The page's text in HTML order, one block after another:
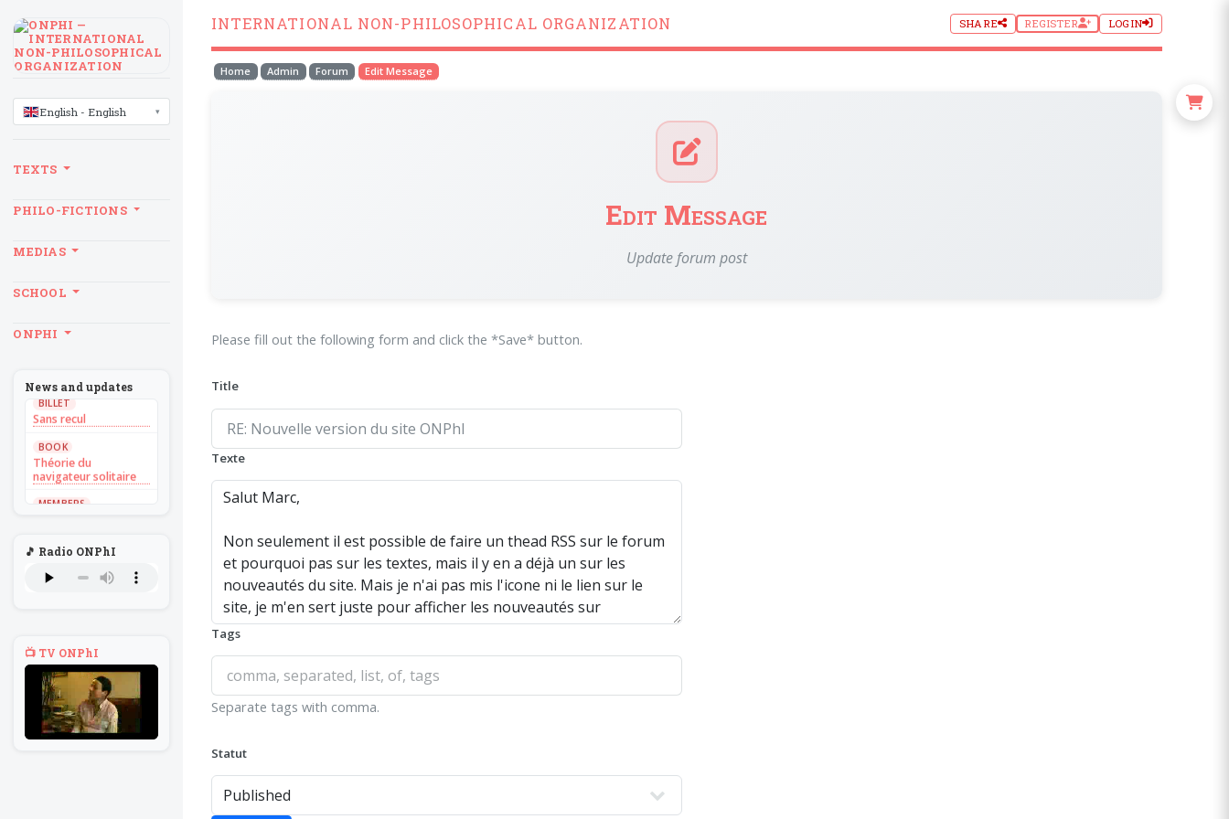
INTERNATIONAL NON-PHILOSOPHICAL ORGANIZATION SHARE REGISTER LOGIN
Home Admin Forum Edit Message
Edit Message
Update forum post
Please fill out the following form and click the *Save* button.
Title
Texte
Tags
Separate tags with comma.
Statut
LANGUAGE
English - English
TEXTS
PHILO-FICTIONS
MEDIAS
SCHOOL
ONPHI
News and updates
BILLET
Sans recul
BOOK
Théorie du
navigateur solitaire
MEMBERS
NEWS
Introduire
l'hypothèse en
philosophie
au feu direct
BILLET
Sans recul
BOOK
Théorie du
🎵 Radio ONPhI
📺 TV ONPhI